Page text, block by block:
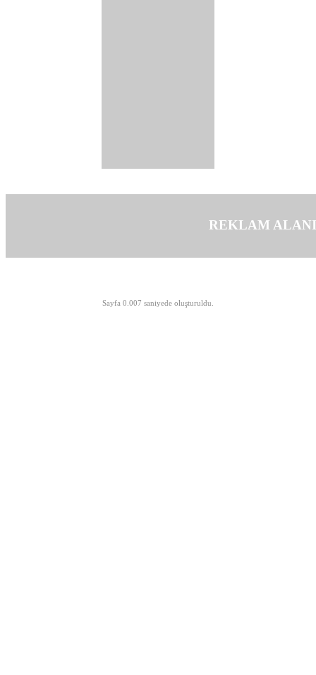
REKLAM ALANI
Sayfa 0.007 saniyede oluşturuldu.